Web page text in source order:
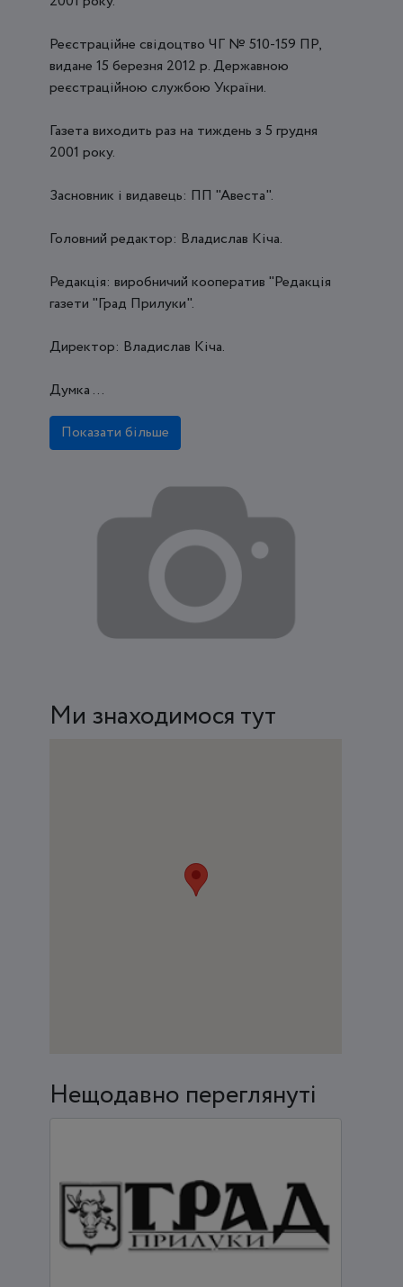
Реєстраційне свідоцтво ЧГ № 510-159 ПР,
видане 15 березня 2012 р. Державною
реєстраційною службою України.
Газета виходить раз на тиждень з 5 грудня
2001 року.
Засновник і видавець: ПП "Авеста".
Головний редактор: Владислав Кіча.
Редакція: виробничий кооператив "Редакція
газети "Град Прилуки".
Директор: Владислав Кіча.
Думка ...
Показати більше
Ми знаходимося тут
Нещодавно переглянуті